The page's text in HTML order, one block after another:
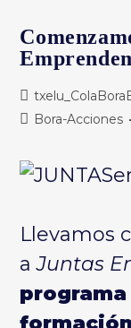
Autor
de
Categoría
entrada:
Bora-Acciones
Llevamos
aJuntas